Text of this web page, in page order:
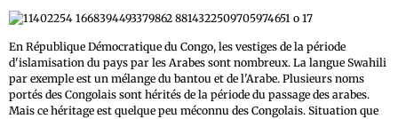
En République Démocratique du Congo, les vestiges de la période
d'islamisation du pays par les Arabes sont nombreux. La langue Swahili
par exemple est un mélange du bantou et de l'Arabe. Plusieurs noms
portés des Congolais sont hérités de la période du passage des arabes.
Mais ce héritage est quelque peu méconnu des Congolais. Situation que